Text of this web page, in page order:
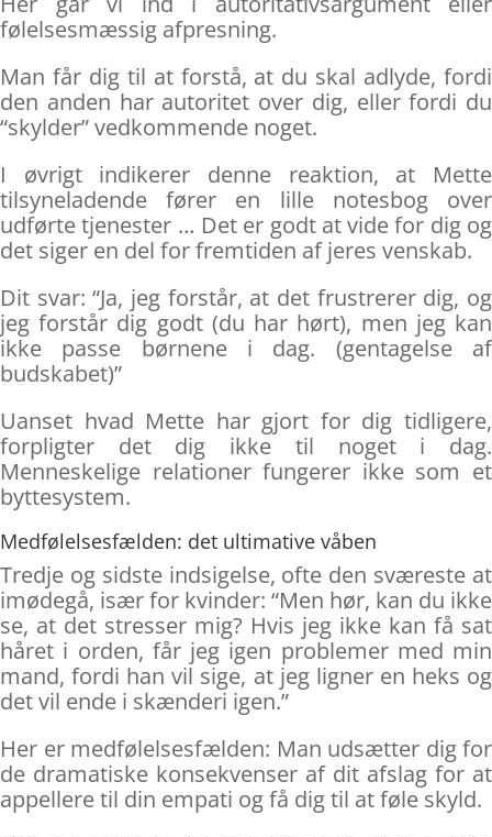
følelsesmæssig afpresning.
Man får dig til at forstå, at du skal adlyde, fordi
den anden har autoritet over dig, eller fordi du
“skylder” vedkommende noget.
I øvrigt indikerer denne reaktion, at Mette
tilsyneladende fører en lille notesbog over
udførte tjenester … Det er godt at vide for dig og
det siger en del for fremtiden af jeres venskab.
Dit svar: “Ja, jeg forstår, at det frustrerer dig, og
jeg forstår dig godt (du har hørt), men jeg kan
ikke passe børnene i dag. (gentagelse af
budskabet)”
Uanset hvad Mette har gjort for dig tidligere,
forpligter det dig ikke til noget i dag.
Menneskelige relationer fungerer ikke som et
byttesystem.
Medfølelsesfælden: det ultimative våben
Tredje og sidste indsigelse, ofte den sværeste at
imødegå, især for kvinder: “Men hør, kan du ikke
se, at det stresser mig? Hvis jeg ikke kan få sat
håret i orden, får jeg igen problemer med min
mand, fordi han vil sige, at jeg ligner en heks og
det vil ende i skænderi igen.”
Her er medfølelsesfælden: Man udsætter dig for
de dramatiske konsekvenser af dit afslag for at
appellere til din empati og få dig til at føle skyld.